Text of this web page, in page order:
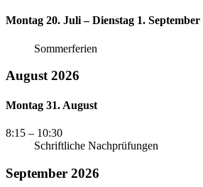
Montag 20. Juli – Dienstag 1. September
Sommerferien
August 2026
Montag 31. August
8:15 – 10:30
Schriftliche Nachprüfungen
September 2026